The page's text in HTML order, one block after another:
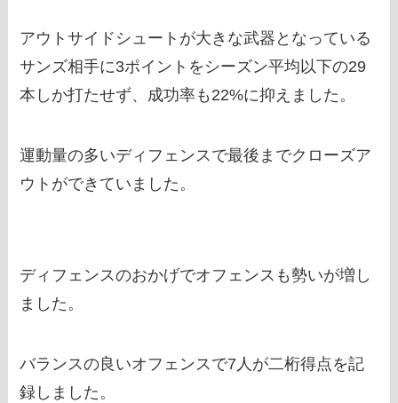
アウトサイドシュートが大きな武器となっている
サンズ相手に3ポイントをシーズン平均以下の29
本しか打たせず、成功率も22%に抑えました。
運動量の多いディフェンスで最後までクローズア
ウトができていました。
ディフェンスのおかげでオフェンスも勢いが増し
ました。
バランスの良いオフェンスで7人が二桁得点を記
録しました。